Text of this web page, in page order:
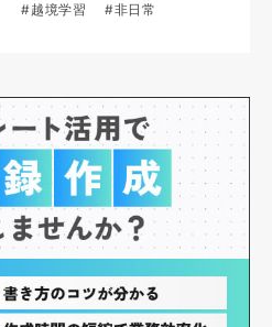
#越境学習 #非日常